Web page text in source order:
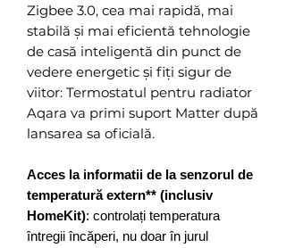
Zigbee 3.0, cea mai rapidă, mai
stabilă și mai eficientă tehnologie
de casă inteligentă din punct de
vedere energetic și fiți sigur de
viitor: Termostatul pentru radiator
Aqara va primi suport Matter după
lansarea sa oficială.
Acces la informatii de la senzorul de
temperatură extern** (inclusiv
HomeKit): controlați temperatura
întregii încăperi, nu doar în jurul